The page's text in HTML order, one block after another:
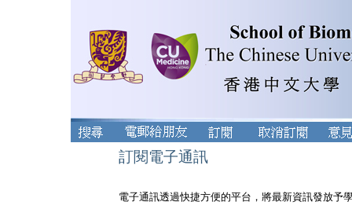
訂閱電子通訊
電子通訊透過快捷方便的平台，將最新資訊發放予